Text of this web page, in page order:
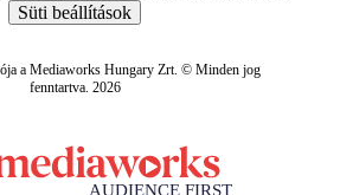
Süti beállítások
a Mediaworks Hungary Zrt. © Minden jog
fenntartva. 2026